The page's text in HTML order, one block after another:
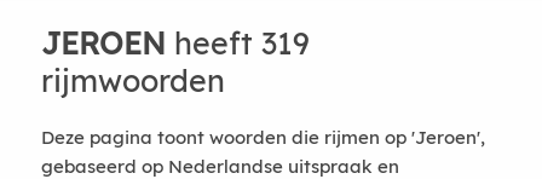
JEROEN heeft 319
rijmwoorden
Deze pagina toont woorden die rijmen op 'Jeroen',
gebaseerd op Nederlandse uitspraak en